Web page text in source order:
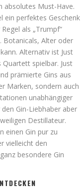
absolutes Must-Have.
ein perfektes Geschenk
als „Trumpf“
Botanicals, Alter oder
Alternativ ist Just
Quartett spielbar. Just
prämierte Gins aus
Marken, sondern auch
unabhängiger
Gin-Liebhaber aber
Destillateur.
einen Gin pur zu
vielleicht den
besondere Gin